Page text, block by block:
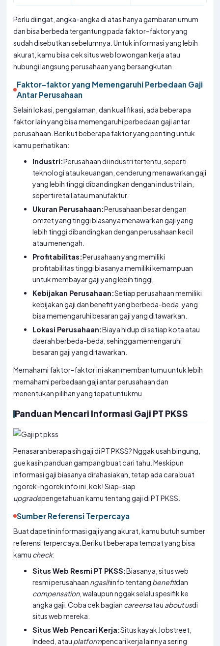
Perlu diingat, angka-angka di atas hanya gambaran umum
dan bisa berbeda tergantung pada faktor-faktor yang
sudah disebutkan sebelumnya. Untuk informasi yang lebih
akurat, kamu bisa cek situs web lowongan kerja atau
hubungi langsung perusahaan yang bersangkutan.
Faktor-faktor yang Memengaruhi Perbedaan Gaji
Antar Perusahaan
Selain lokasi, pengalaman, dan kualifikasi, ada beberapa
faktor lain yang bisa memengaruhi perbedaan gaji antar
perusahaan. Berikut beberapa faktor yang penting untuk
kamu perhatikan:
Industri:Perusahaan di industri tertentu, seperti
teknologi atau keuangan, cenderung menawarkan gaji
yang lebih tinggi dibandingkan dengan industri lain,
seperti retail atau manufaktur.
Ukuran Perusahaan:Perusahaan besar dengan
omzet yang tinggi biasanya menawarkan gaji yang
lebih tinggi dibandingkan dengan perusahaan kecil
atau menengah.
Profitabilitas:Perusahaan yang memiliki
profitabilitas tinggi biasanya memiliki kemampuan
untuk membayar gaji yang lebih tinggi.
Kebijakan Perusahaan:Setiap perusahaan memiliki
kebijakan gaji dan benefit yang berbeda-beda, yang
bisa memengaruhi besaran gaji yang ditawarkan.
Lokasi Perusahaan:Biaya hidup di setiap kota atau
daerah berbeda-beda, sehingga memengaruhi
besaran gaji yang ditawarkan.
Memahami faktor-faktor ini akan membantumu untuk lebih
memahami perbedaan gaji antar perusahaan dan
menentukan pilihan yang tepat untukmu.
Panduan Mencari Informasi Gaji PT PKSS
Penasaran berapa sih gaji di PT PKSS? Nggak usah bingung,
gue kasih panduan gampang buat cari tahu. Meskipun
informasi gaji biasanya dirahasiakan, tetap ada cara buat
ngorek-ngorek info ini, kok! Siap-siap
upgradepengetahuan kamu tentang gaji di PT PKSS.
Sumber Referensi Terpercaya
Buat dapetin informasi gaji yang akurat, kamu butuh sumber
referensi terpercaya. Berikut beberapa tempat yang bisa
kamu check:
Situs Web Resmi PT PKSS:Biasanya, situs web
resmi perusahaan ngasihinfo tentang benefitdan
compensation, walaupun nggak selalu spesifik ke
angka gaji. Coba cek bagian careersatau about usdi
situs web mereka.
Situs Web Pencari Kerja:Situs kayak Jobstreet,
Indeed, atau platformpencari kerja lainnya sering